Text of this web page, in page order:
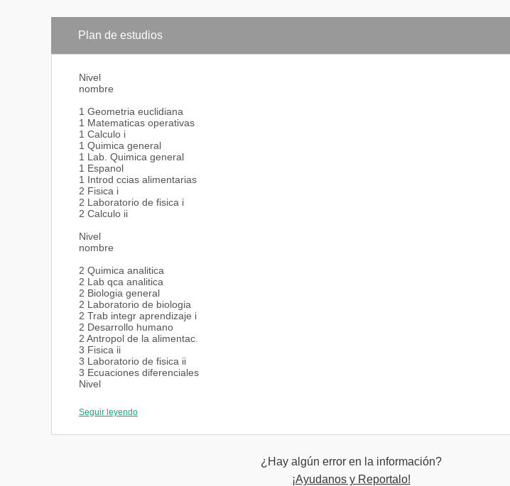
Plan de estudios
Nivel
nombre
1 Geometria euclidiana
1 Matematicas operativas
1 Calculo i
1 Quimica general
1 Lab. Quimica general
1 Espanol
1 Introd ccias alimentarias
2 Fisica i
2 Laboratorio de fisica i
2 Calculo ii
Nivel
nombre
2 Quimica analitica
2 Lab qca analitica
2 Biologia general
2 Laboratorio de biologia
2 Trab integr aprendizaje i
2 Desarrollo humano
2 Antropol de la alimentac.
3 Fisica ii
3 Laboratorio de fisica ii
3 Ecuaciones diferenciales
Nivel
3 Quimica organica
Seguir leyendo
¿Hay algún error en la información?
¡Ayudanos y Reportalo!